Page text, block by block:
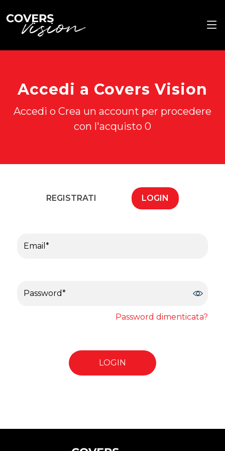
Accedi a Covers Vision
Accedi o Crea un account per procedere
con l'acquisto 0
REGISTRATI LOGIN
Password dimenticata?
LOGIN